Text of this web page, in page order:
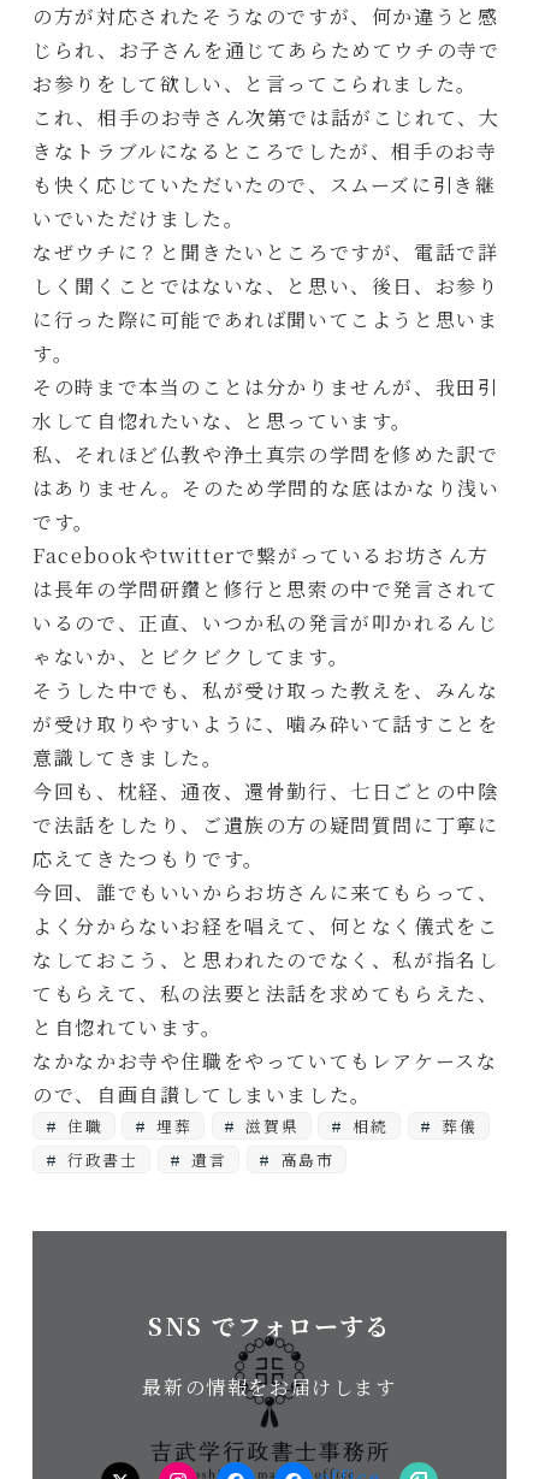
の方が対応されたそうなのですが、何か違うと感
じられ、お子さんを通じてあらためてウチの寺で
お参りをして欲しい、と言ってこられました。
これ、相手のお寺さん次第では話がこじれて、大
きなトラブルになるところでしたが、相手のお寺
も快く応じていただいたので、スムーズに引き継
いでいただけました。
なぜウチに？と聞きたいところですが、電話で詳
しく聞くことではないな、と思い、後日、お参り
に行った際に可能であれば聞いてこようと思いま
す。
その時まで本当のことは分かりませんが、我田引
水して自惚れたいな、と思っています。
私、それほど仏教や浄土真宗の学問を修めた訳で
はありません。そのため学問的な底はかなり浅い
です。
Facebookやtwitterで繋がっているお坊さん方
は長年の学問研鑽と修行と思索の中で発言されて
いるので、正直、いつか私の発言が叩かれるんじ
ゃないか、とビクビクしてます。
そうした中でも、私が受け取った教えを、みんな
が受け取りやすいように、噛み砕いて話すことを
意識してきました。
今回も、枕経、通夜、還骨勤行、七日ごとの中陰
で法話をしたり、ご遺族の方の疑問質問に丁寧に
応えてきたつもりです。
今回、誰でもいいからお坊さんに来てもらって、
よく分からないお経を唱えて、何となく儀式をこ
なしておこう、と思われたのでなく、私が指名し
てもらえて、私の法要と法話を求めてもらえた、
と自惚れています。
なかなかお寺や住職をやっていてもレアケースな
ので、自画自讃してしまいました。
住職 埋葬 滋賀県 相続
葬儀
行政書士
遺言 高島市
SNS でフォローする
最新の情報をお届けします